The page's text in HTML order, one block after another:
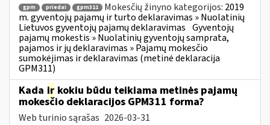
gpm priedai gpm311 Mokesčių žinyno kategorijos: 2019
m. gyventojų pajamų ir turto deklaravimas » Nuolatinių
Lietuvos gyventojų pajamų deklaravimas Gyventojų
pajamų mokestis » Nuolatinių gyventojų samprata,
pajamos ir jų deklaravimas » Pajamų mokesčio
sumokėjimas ir deklaravimas (metinė deklaracija
GPM311)
Kada ir kokiu būdu teikiama metinės pajamų
mokesčio deklaracijos GPM311 forma?
Web turinio sąrašas 2026-03-31